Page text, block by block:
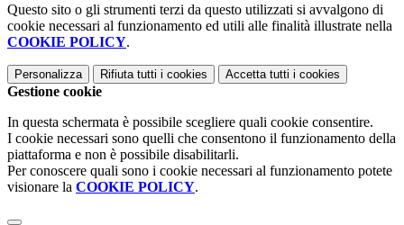
Questo sito o gli strumenti terzi da questo utilizzati si avvalgono di
cookie necessari al funzionamento ed utili alle finalità illustrate nella
COOKIE POLICY.
Personalizza Rifiuta tutti i cookies Accetta tutti i cookies
Gestione cookie
In questa schermata è possibile scegliere quali cookie consentire.
I cookie necessari sono quelli che consentono il funzionamento della
piattaforma e non è possibile disabilitarli.
Per conoscere quali sono i cookie necessari al funzionamento potete
visionare la COOKIE POLICY.